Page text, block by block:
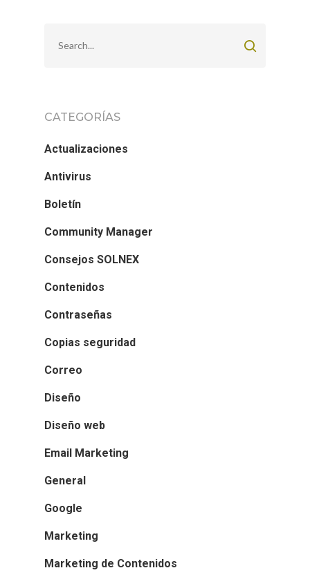
CATEGORÍAS
Actualizaciones
Antivirus
Boletín
Community Manager
Consejos SOLNEX
Contenidos
Contraseñas
Copias seguridad
Correo
Diseño
Diseño web
Email Marketing
General
Google
Marketing
Marketing de Contenidos